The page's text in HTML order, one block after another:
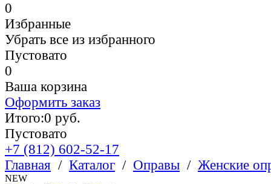
0
Избранные
Убрать все из избранного
Пустовато
0
Ваша корзина
Оформить заказ
Итого:0 руб.
Пустовато
+7 (812) 602-52-17
Главная / Каталог / Оправы / Женские
NEW